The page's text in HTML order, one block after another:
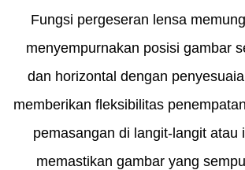
Fungsi pergeseran lensa
menyempurnakan posisi gambar
dan horizontal dengan
memberikan fleksibilitas
pemasangan di langit-langit atau
memastikan gambar yang